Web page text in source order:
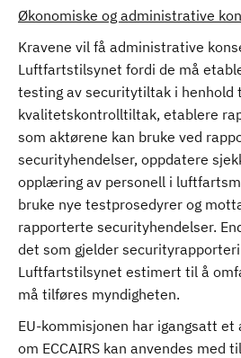
Økonomiske og administrative
Kravene vil få administrative
Luftfartstilsynet fordi de må
testing av securitytiltak i henhold
kvalitetskontrolltiltak, etablere
som aktørene kan bruke ved
securityhendelser, oppdatere
opplæring av personell i
bruke nye testprosedyrer og
rapporterte securityhendelser.
det som gjelder
Luftfartstilsynet estimert til å
må tilføres myndigheten.
EU-kommisjonen har igangsatt et
om ECCAIRS kan anvendes med